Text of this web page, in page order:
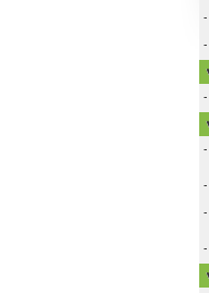
-
-
-
-
-
-
-